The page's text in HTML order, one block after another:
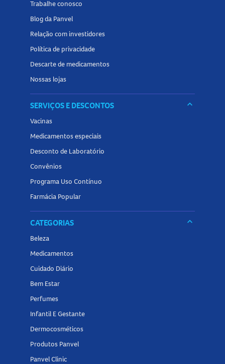
Conheça outros produtos relacionados a
manter a pele perfumada e refrescante no dia a dia!
Trabalhe conosco
Blog da Panvel
Relação com investidores
Política de privacidade
Descarte de medicamentos
Nossas lojas
SERVIÇOS E DESCONTOS keyboard_arrow_down
Vacinas
Medicamentos especiais
Desconto de Laboratório
Convênios
Programa Uso Contínuo
Farmácia Popular
CATEGORIAS keyboard_arrow_down
Beleza
Medicamentos
Cuidado Diário
Bem Estar
Perfumes
Infantil E Gestante
Dermocosméticos
Produtos Panvel
Panvel Clinic